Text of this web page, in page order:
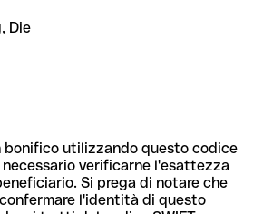
Die
bonifico utilizzando questo codice
verificarne l'esattezza
Si prega di notare che
l'identità di questo